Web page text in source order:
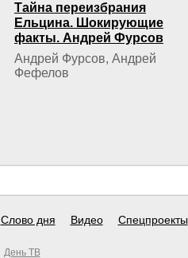
Тайна переизбрания
Ельцина. Шокирующие
факты. Андрей Фурсов
Андрей Фурсов, Андрей
Фефелов
Слово дня Видео Спецпроекты
День ТВ